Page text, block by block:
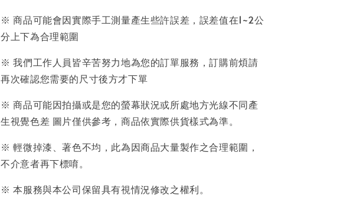
※ 商品可能會因實際手工測量產生些許誤差，誤差值在1~2公
分上下為合理範圍
※ 我們工作人員皆辛苦努力地為您的訂單服務，訂購前煩請
再次確認您需要的尺寸後方才下單
※ 商品可能因拍攝或是您的螢幕狀況或所處地方光線不同產
生視覺色差 圖片僅供參考，商品依實際供貨樣式為準。
※ 輕微掉漆、著色不均，此為因商品大量製作之合理範圍，
不介意者再下標唷。
※ 本服務與本公司保留具有視情況修改之權利。